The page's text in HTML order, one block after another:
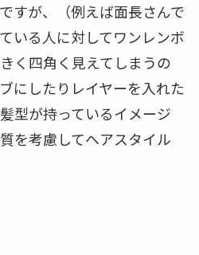
すが、（例えば面長さんで
いる人に対してワンレンボ
く四角く見えてしまうの
にしたりレイヤーを入れた
型が持っているイメージ
を考慮してヘアスタイル